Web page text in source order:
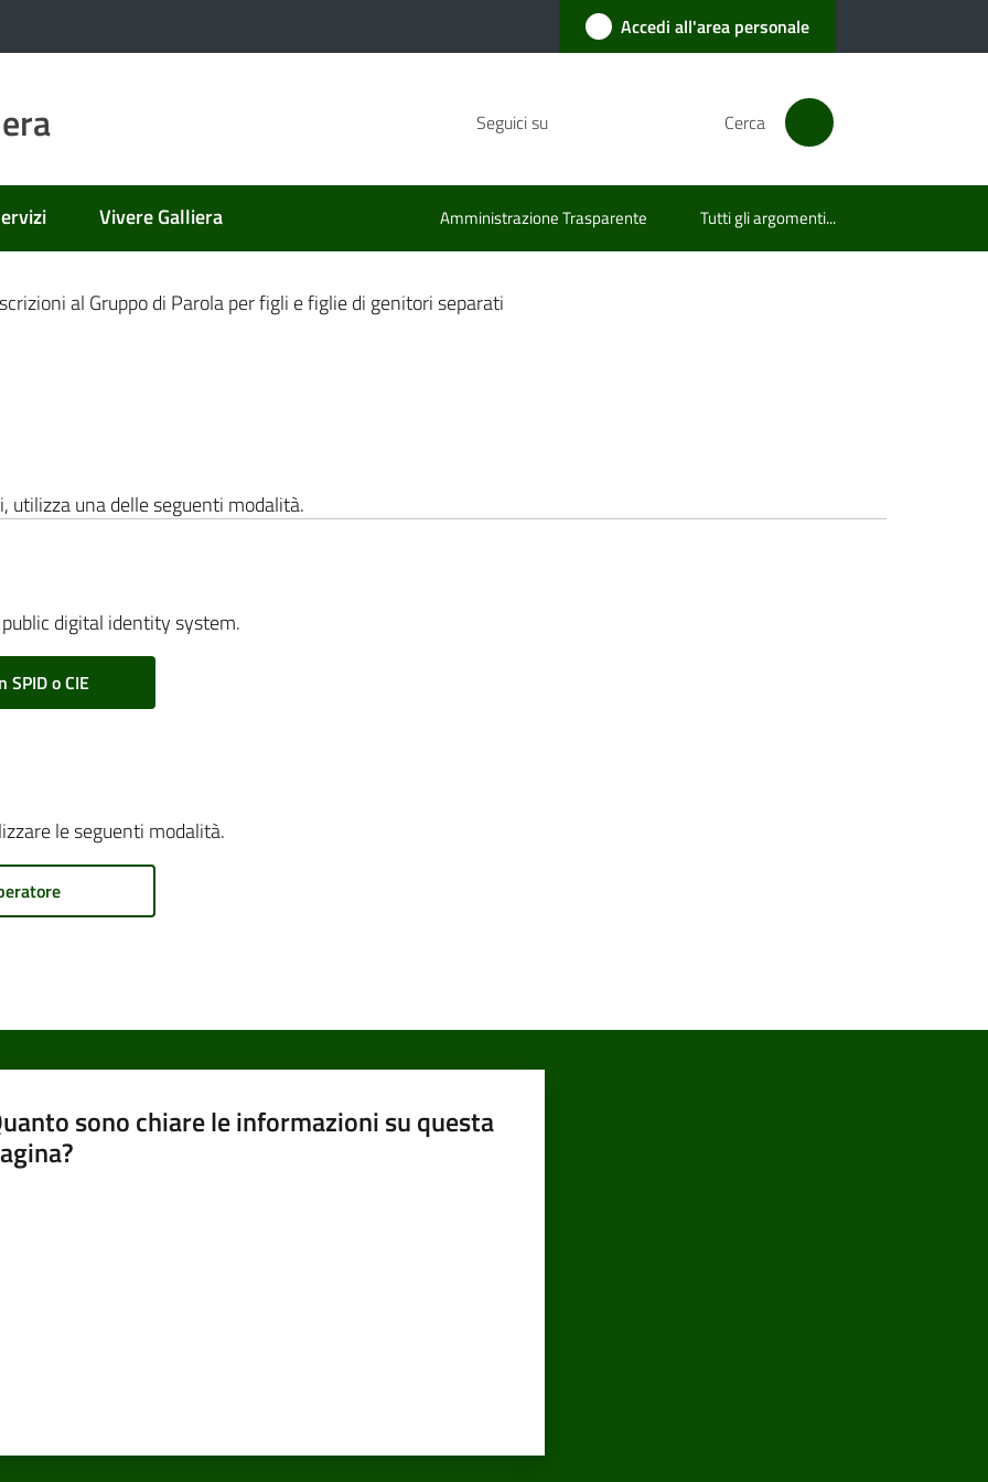
Accedi all'area personale
Seguici su Cerca
Vivere Galliera Amministrazione Trasparente Tutti gli argomenti...
al Gruppo di Parola per figli e figlie di genitori separati
utilizza una delle seguenti modalità.
digital identity system.
SPID o CIE
le seguenti modalità.
sono chiare le informazioni su questa